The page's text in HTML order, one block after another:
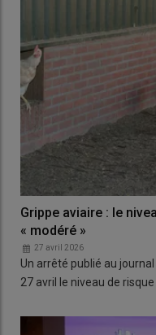
Grippe aviaire : le
« modéré »
27 avril 2026
Un arrêté publié au
27 avril le niveau de